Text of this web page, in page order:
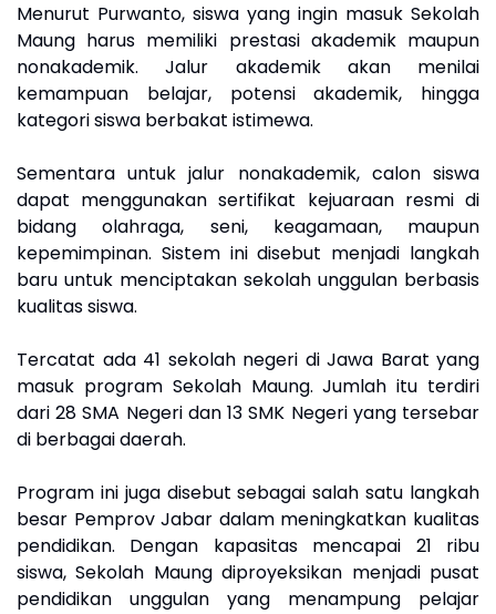
Menurut Purwanto, siswa yang ingin masuk Sekolah
Maung harus memiliki prestasi akademik maupun
nonakademik. Jalur akademik akan menilai
kemampuan belajar, potensi akademik, hingga
kategori siswa berbakat istimewa.
Sementara untuk jalur nonakademik, calon siswa
dapat menggunakan sertifikat kejuaraan resmi di
bidang olahraga, seni, keagamaan, maupun
kepemimpinan. Sistem ini disebut menjadi langkah
baru untuk menciptakan sekolah unggulan berbasis
kualitas siswa.
Tercatat ada 41 sekolah negeri di Jawa Barat yang
masuk program Sekolah Maung. Jumlah itu terdiri
dari 28 SMA Negeri dan 13 SMK Negeri yang tersebar
di berbagai daerah.
Program ini juga disebut sebagai salah satu langkah
besar Pemprov Jabar dalam meningkatkan kualitas
pendidikan. Dengan kapasitas mencapai 21 ribu
siswa, Sekolah Maung diproyeksikan menjadi pusat
pendidikan unggulan yang menampung pelajar